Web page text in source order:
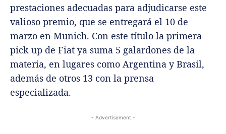
prestaciones adecuadas para adjudicarse este
valioso premio, que se entregará el 10 de
marzo en Munich. Con este título la primera
pick up de Fiat ya suma 5 galardones de la
materia, en lugares como Argentina y Brasil,
además de otros 13 con la prensa
especializada.
- Advertisement -